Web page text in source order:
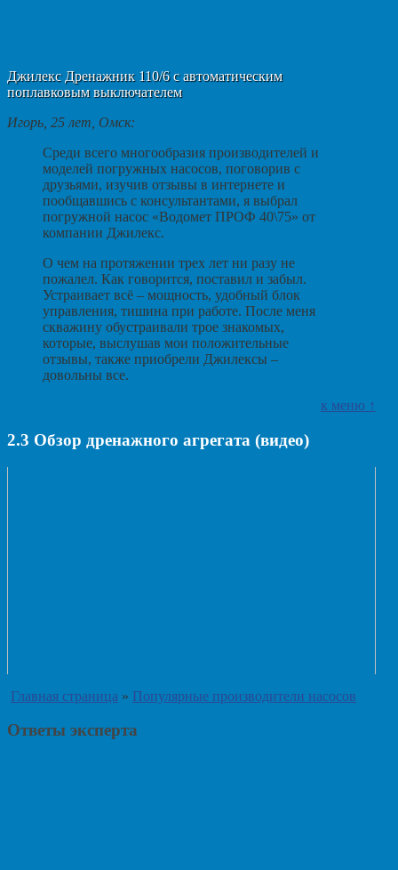
Джилекс Дренажник 110/6 с автоматическим
поплавковым выключателем
Игорь, 25 лет, Омск:
Среди всего многообразия производителей и
моделей погружных насосов, поговорив с
друзьями, изучив отзывы в интернете и
пообщавшись с консультантами, я выбрал
погружной насос «Водомет ПРОФ 40\75» от
компании Джилекс.
О чем на протяжении трех лет ни разу не
пожалел. Как говорится, поставил и забыл.
Устраивает всё – мощность, удобный блок
управления, тишина при работе. После меня
скважину обустраивали трое знакомых,
которые, выслушав мои положительные
отзывы, также приобрели Джилексы –
довольны все.
к меню ↑
2.3 Обзор дренажного агрегата (видео)
Главная страница » Популярные производители насосов
Ответы эксперта